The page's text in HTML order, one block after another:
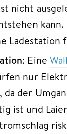
nicht
kann.
Ladestation
: Eine
nur
da der
ist und